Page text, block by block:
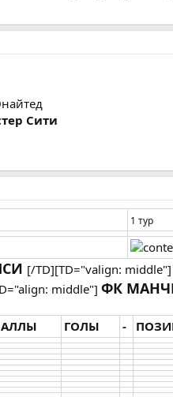
Сити
1 тур
[/TD][TD="valign: middle"]
middle"] ФК
ГОЛЫ -